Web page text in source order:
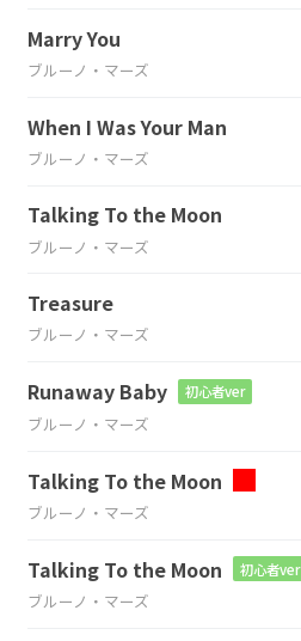
Marry You
ブルーノ・マーズ
When I Was Your Man
ブルーノ・マーズ
Talking To the Moon
ブルーノ・マーズ
Treasure
ブルーノ・マーズ
Runaway Baby 初心者ver
ブルーノ・マーズ
Talking To the Moon
ブルーノ・マーズ
Talking To the Moon 初心者ver
ブルーノ・マーズ